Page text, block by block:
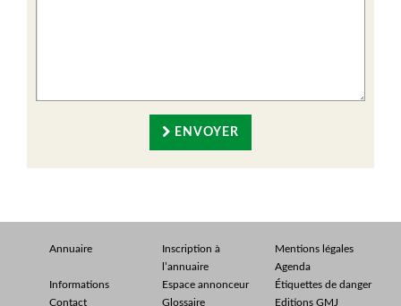
ENVOYER
Annuaire
Inscription à
l’annuaire
Mentions légales
Agenda
Informations
Espace annonceur
Étiquettes de danger
Contact
Glossaire Editions GMJ